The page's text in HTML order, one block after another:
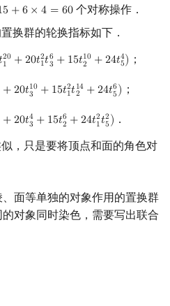
5 +6 × 4 = 60
60
个对称操作．
换群的轮换指标如下．
20
1 +20𝑡2
1𝑡6
3 + 15𝑡10
2 +24𝑡4
5)
120+ 20t12t 36 +15t2 10 +24t5 4；
+20𝑡10
3 + 15𝑡2
1𝑡14
2 +24𝑡6
5)
+ 20t310+ 15t12t2 14 +24t5 6；
+20𝑡4
3 + 15𝑡6
2 +24𝑡2
1𝑡2
5)
+ 20t3 4+ 15t26+24t12t52 )．
，只是要将顶点和面的角色对
面等单独的对象作用的置换群
对象同时染色，需要写出联合